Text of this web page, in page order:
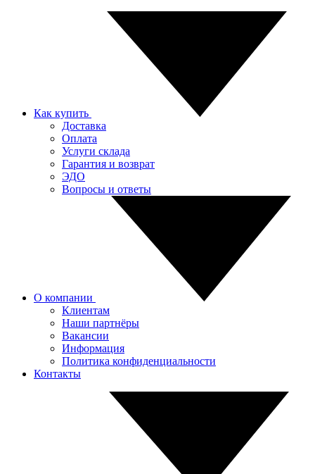
Как купить
Доставка
Оплата
Услуги склада
Гарантия и возврат
ЭДО
Вопросы и ответы
О компании
Клиентам
Наши партнёры
Вакансии
Информация
Политика конфиденциальности
Контакты